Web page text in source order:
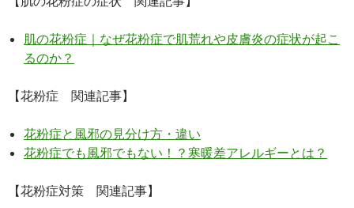
肌の花粉症｜なぜ花粉症で肌荒れや皮膚炎の症状が起こ
るのか？
【花粉症 関連記事】
花粉症と風邪の見分け方・違い
花粉症でも風邪でもない！？寒暖差アレルギーとは？
【花粉症対策 関連記事】